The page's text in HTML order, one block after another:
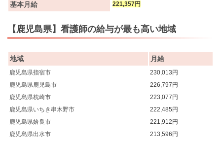
基本月給 221,357円
【鹿児島県】看護師の給与が最も高い地域
地域 月給
鹿児島県指宿市
230,013円
鹿児島県鹿児島市
226,797円
鹿児島県枕崎市
223,077円
鹿児島県いちき串木野市
222,485円
鹿児島県姶良市
221,912円
鹿児島県出水市
213,596円